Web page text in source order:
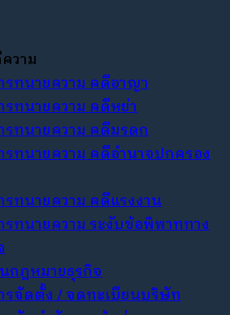
วาม
รทนายความ คดีอาญา
รทนายความ คดีหย่า
รทนายความ คดีมรดก
รทนายความ คดีอำนาจปกครอง
รทนายความ คดีแรงงาน
รทนายความ ระงับข้อพิพาททาง
กฎหมายธุรกิจ
รจัดตั้ง / จดทะเบียนบริษัท